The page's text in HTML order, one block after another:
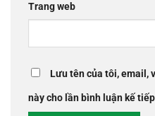
Trang web
Lưu tên của tôi, email,
này cho lần bình luận kế